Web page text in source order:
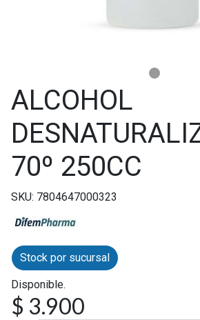
ALCOHOL
70º 250CC
SKU: 7804647000323
Stock por sucursal
Disponible.
$ 3.900